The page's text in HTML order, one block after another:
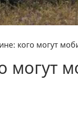
кого могут
могут